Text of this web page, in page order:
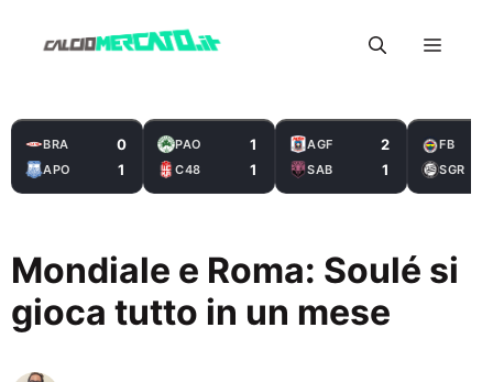
Menu
BRA 0
APO 1
PAO 1
C48 1
AGF 2
SAB 1
FB
SGR
Mondiale e Roma: Soulé si
gioca tutto in un mese